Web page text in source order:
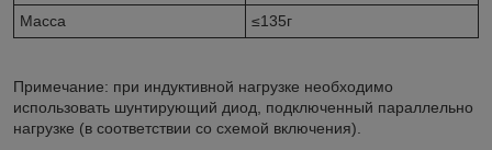
Масса
≤135г
Примечание: при индуктивной нагрузке необходимо
использовать шунтирующий диод, подключенный параллельно
нагрузке (в соответствии со схемой включения).